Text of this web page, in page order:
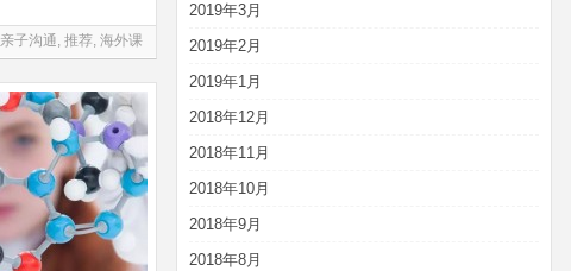
2019年3月
2019年2月
2019年1月
2018年12月
2018年11月
2018年10月
2018年9月
2018年8月
亲子沟通 推荐, 海外课